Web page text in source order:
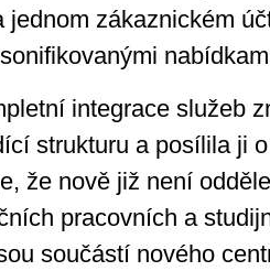
jednom zákaznickém
integrace služeb
strukturu a posílila ji
že nově již není
pracovních a
součástí nového